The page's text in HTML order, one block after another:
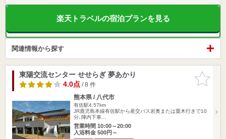
楽天トラベルの宿泊プランを見る
関連情報から探す
お気に入
りに追加
東陽交流センター せせらぎ 夢あかり
4.0点/ 8 件
熊本県 / 八代市
有佐駅4.57km
JR鹿児島本線有佐駅から産交バス岩奥または粟木行きで10
分､陣内下車…
営業時間 10:00～20:00
入浴料金 500円～